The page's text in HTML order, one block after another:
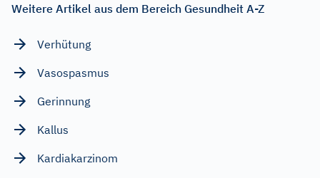
Weitere Artikel aus dem Bereich Gesundheit A-Z
Verhütung
Vasospasmus
Gerinnung
Kallus
Kardiakarzinom